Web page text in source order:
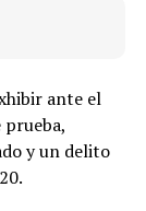
ante el
prueba,
y un delito